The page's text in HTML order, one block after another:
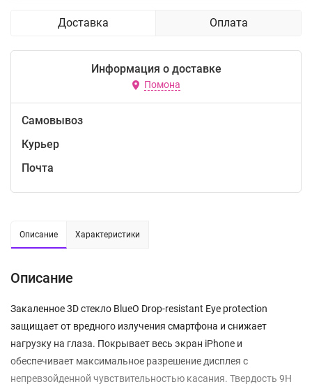
Доставка Оплата
Информация о доставке
Помона
Самовывоз
Курьер
Почта
Описание Характеристики
Описание
Закаленное 3D стекло BlueO Drop-resistant Eye protection
защищает от вредного излучения смартфона и снижает
нагрузку на глаза. Покрывает весь экран iPhone и
обеспечивает максимальное разрешение дисплея с
непревзойденной чувствительностью касания. Твердость 9H